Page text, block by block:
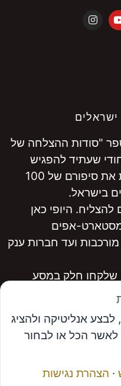
"סודות ההצלחה של
שעתיד להפגיש
בצורה אותנטית ובלתי אמצעית את סיפורם של 100
בישראל.
היופי כאן
אפים
ועד חברות ענק
שלקחו חלק במסע
ומנכ"ל פתרונות
אנליטיקה ולהציג
הכל או לבחור
· הצהרת נגישות